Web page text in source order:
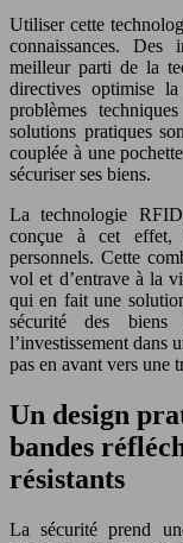
Utiliser cette
connaissances.
meilleur parti de la
directives optimise
problèmes
solutions pratiques
couplée à une
sécuriser ses biens.
La technologie
conçue à cet effet,
personnels. Cette
vol et d’entrave à la
qui en fait une
sécurité des biens
l’investissement dans
pas en avant vers une
Un design
bandes
résistants
La sécurité prend